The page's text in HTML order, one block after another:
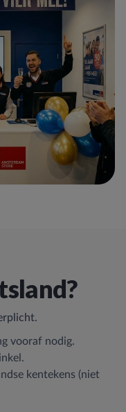
vooraf nodig.
kentekens (niet